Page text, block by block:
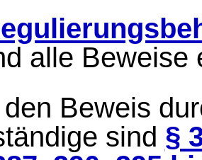
alle Beweise
Beweis
sind §